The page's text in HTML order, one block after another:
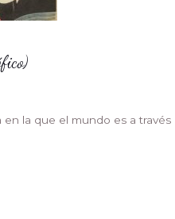
la que el mundo es a través